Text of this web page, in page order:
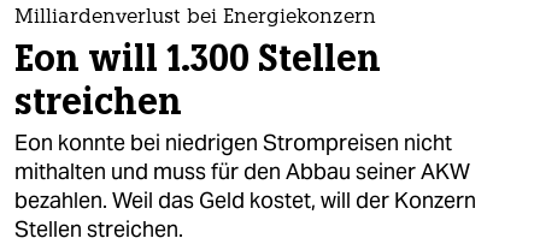
themen
politik
öko
gesellschaft
kultur
Milliardenverlust bei Energiekonzern
Eon will 1.300 Stellen
streichen
Eon konnte bei niedrigen Strompreisen nicht
mithalten und muss für den Abbau seiner AKW
bezahlen. Weil das Geld kostet, will der Konzern
Stellen streichen.